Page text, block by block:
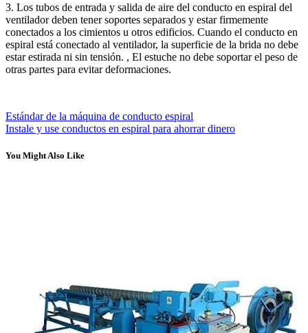
3. Los tubos de entrada y salida de aire del conducto en espiral del
ventilador deben tener soportes separados y estar firmemente
conectados a los cimientos u otros edificios. Cuando el conducto en
espiral está conectado al ventilador, la superficie de la brida no debe
estar estirada ni sin tensión. , El estuche no debe soportar el peso de
otras partes para evitar deformaciones.
Estándar de la máquina de conducto espiral
Instale y use conductos en espiral para ahorrar dinero
You Might Also Like